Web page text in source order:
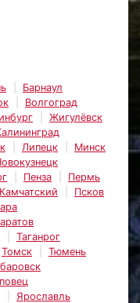
Барнаул
Волгоград
Жигулёвск
Липецк
Минск
Пенза
Пермь
Псков
Таганрог
Томск
Тюмень
Ярославль